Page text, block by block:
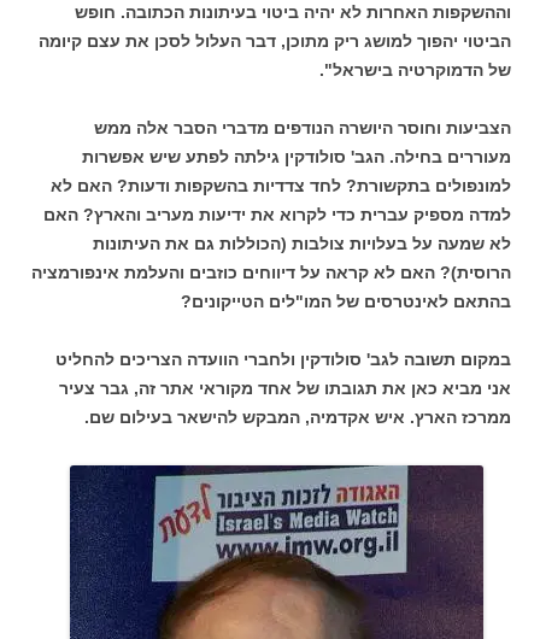
וההשקפות האחרות לא יהיה ביטוי בעיתונות הכתובה. חופש
הביטוי יהפוך למושג ריק מתוכן, דבר העלול לסכן את עצם קיומה
של הדמוקרטיה בישראל".
הצביעות וחוסר היושרה הנודפים מדברי הסבר אלה ממש
מעוררים בחילה. הגב' סולודקין גילתה לפתע שיש אפשרות
למונפולים בתקשורת? לחד צדדיות בהשקפות ודעות? האם לא
למדה מספיק עברית כדי לקרוא את ידיעות מעריב והארץ? האם
לא שמעה על בעלויות צולבות (הכוללות גם את העיתונות
הרוסית)? האם לא קראה על דיווחים כוזבים והעלמת אינפורמציה
בהתאם לאינטרסים של המו"לים הטייקונים?
במקום תשובה לגב' סולודקין ולחברי הוועדה הצריכים להחליט
אני מביא כאן את תגובתו של אחד מקוראי אתר זה, גבר צעיר
ממרכז הארץ. איש אקדמיה, המבקש להישאר בעילום שם.